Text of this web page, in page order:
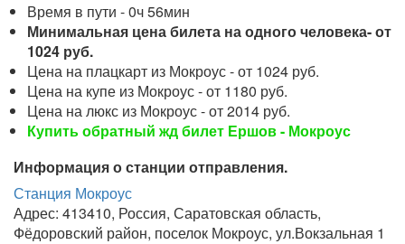
Время в пути - 0ч 56мин
Минимальная цена билета на одного человека- от
1024 руб.
Цена на плацкарт из Мокроус - от 1024 руб.
Цена на купе из Мокроус - от 1180 руб.
Цена на люкс из Мокроус - от 2014 руб.
Купить обратный жд билет Ершов - Мокроус
Информация о станции отправления.
Станция Мокроус
Адрес: 413410, Россия, Саратовская область,
Фёдоровский район, поселок Мокроус, ул.Вокзальная 1